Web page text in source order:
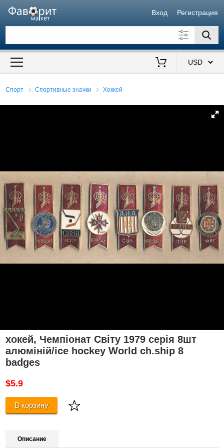
Вход Регистрация
Искать также в описании
Спорт Спортивные значки Хоккей
хокей, Чемпіонат Світу 1979 серія 8шт
алюміній/ice hockey World ch.ship 8
badges
$5.9
В корзину
Описание